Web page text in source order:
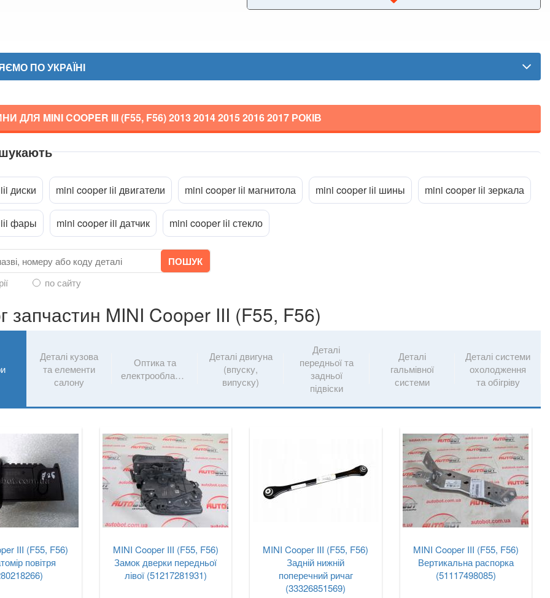
ПО УКРАЇНІ
ДЛЯ MINI COOPER III (F55, F56)2013 2014 2015 2016 2017 РОКІВ
диски mini cooper iіi двигатели mini cooper iіi магнитола mini cooper iіi шины mini cooper iіi зеркала
фары mini cooper іii датчик mini cooper iіi стекло
по сайту
запчастин MINI Cooper III (F55, F56)
Деталі кузова
та елементи
салону
Оптика та
електрообладнання
Деталі двигуна
(впуску,
випуску)
Деталі
передньої та
задньої
підвіски
Деталі
гальмівної
системи
Деталі системи
охолодження
та обігріву
III (F55, F56)
повітря
MINI Cooper III (F55, F56)
Замок дверки передньої
лівої (51217281931)
MINI Cooper III (F55, F56)
Задній нижній
поперечний ричаг
(33326851569)
MINI Cooper III (F55, F56)
Вертикальна распорка
(51117498085)